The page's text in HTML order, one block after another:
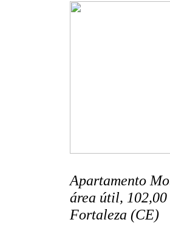
Apartamento
área útil, 102,00
Fortaleza (CE)